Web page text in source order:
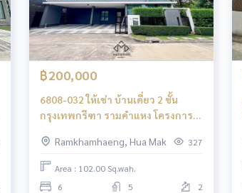
฿200,000
6808-032 ให้เช่า บ้านเดี่ยว 2 ชั้น
กรุงเทพกรีฑา รามคำแหง โครงการ
Ramkhamhaeng, Hua Mak
327
Area : 102.00 Sq.wah.
6
5 2